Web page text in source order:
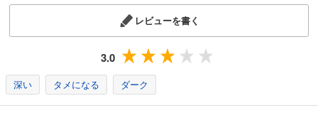
レビューを書く
3.0
深い タメになる ダーク